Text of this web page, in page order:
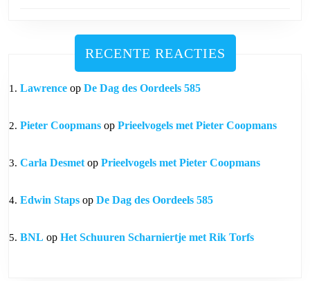
RECENTE REACTIES
Lawrence op De Dag des Oordeels 585
Pieter Coopmans op Prieelvogels met Pieter Coopmans
Carla Desmetop Prieelvogels met Pieter Coopmans
Edwin Staps op De Dag des Oordeels 585
BNL op Het Schuuren Scharniertje met Rik Torfs